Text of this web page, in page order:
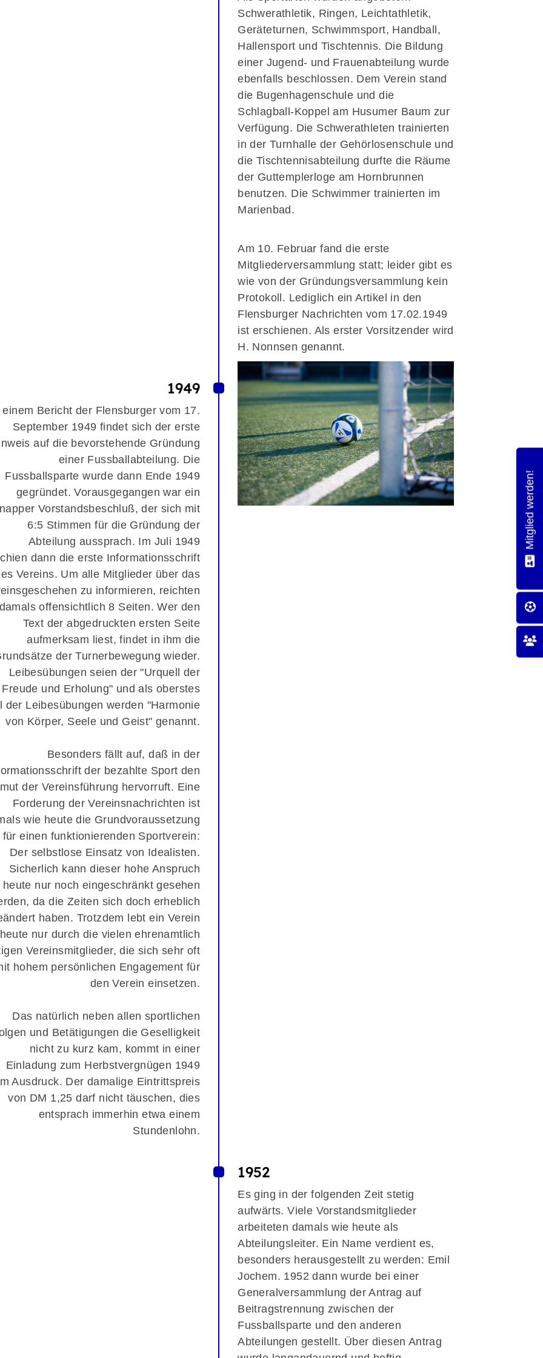
Schwerathletik, Ringen, Leichtathletik,
Geräteturnen, Schwimmsport, Handball,
Hallensport und Tischtennis. Die Bildung
einer Jugend- und Frauenabteilung wurde
ebenfalls beschlossen. Dem Verein stand
die Bugenhagenschule und die
Schlagball-Koppel am Husumer Baum zur
Verfügung. Die Schwerathleten trainierten
in der Turnhalle der Gehörlosenschule und
die Tischtennisabteilung durfte die Räume
der Guttemplerloge am Hornbrunnen
benutzen. Die Schwimmer trainierten im
Marienbad.
Am 10. Februar fand die erste
Mitgliederversammlung statt; leider gibt es
wie von der Gründungsversammlung kein
Protokoll. Lediglich ein Artikel in den
Flensburger Nachrichten vom 17.02.1949
ist erschienen. Als erster Vorsitzender wird
H. Nonnsen genannt.
1949
einem Bericht der Flensburger vom 17.
September 1949 findet sich der erste
auf die bevorstehende Gründung
einer Fussballabteilung. Die
Fussballsparte wurde dann Ende 1949
gegründet. Vorausgegangen war ein
Vorstandsbeschluß, der sich mit
6:5 Stimmen für die Gründung der
Abteilung aussprach. Im Juli 1949
dann die erste Informationsschrift
Vereins. Um alle Mitglieder über das
zu informieren, reichten
damals offensichtlich 8 Seiten. Wer den
Text der abgedruckten ersten Seite
aufmerksam liest, findet in ihm die
der Turnerbewegung wieder.
Leibesübungen seien der "Urquell der
Freude und Erholung" und als oberstes
der Leibesübungen werden "Harmonie
von Körper, Seele und Geist" genannt.
Besonders fällt auf, daß in der
der bezahlte Sport den
der Vereinsführung hervorruft. Eine
Forderung der Vereinsnachrichten ist
wie heute die Grundvoraussetzung
für einen funktionierenden Sportverein:
Der selbstlose Einsatz von Idealisten.
Sicherlich kann dieser hohe Anspruch
heute nur noch eingeschränkt gesehen
da die Zeiten sich doch erheblich
haben. Trotzdem lebt ein Verein
heute nur durch die vielen ehrenamtlich
Vereinsmitglieder, die sich sehr oft
hohem persönlichen Engagement für
den Verein einsetzen.
Das natürlich neben allen sportlichen
und Betätigungen die Geselligkeit
nicht zu kurz kam, kommt in einer
Einladung zum Herbstvergnügen 1949
Ausdruck. Der damalige Eintrittspreis
von DM 1,25 darf nicht täuschen, dies
entsprach immerhin etwa einem
Stundenlohn.
1952
Es ging in der folgenden Zeit stetig
aufwärts. Viele Vorstandsmitglieder
arbeiteten damals wie heute als
Abteilungsleiter. Ein Name verdient es,
besonders herausgestellt zu werden: Emil
Jochem. 1952 dann wurde bei einer
Generalversammlung der Antrag auf
Beitragstrennung zwischen der
Fussballsparte und den anderen
Abteilungen gestellt. Über diesen Antrag
Mitglied werden!